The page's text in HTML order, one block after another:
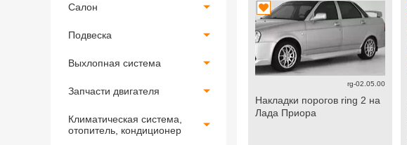
Салон
Подвеска
Выхлопная система
Запчасти двигателя
Климатическая система,
отопитель, кондиционер
rg-02.05.00
Накладки порогов ring 2 на
Лада Приора